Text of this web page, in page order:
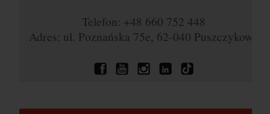
Telefon: +48 660 752 448
Adres: ul. Poznańska 75e, 62-040 Puszczykowo